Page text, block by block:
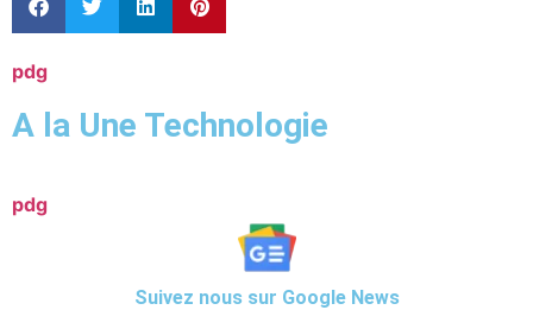
pdg
A la Une Technologie
pdg
Suivez nous sur Google News